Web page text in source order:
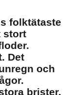
folktätaste
stort
Det
och
brister.